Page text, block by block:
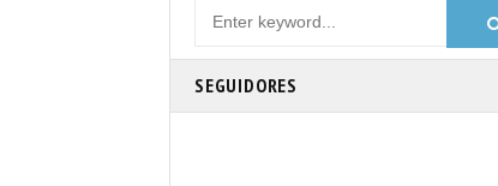
SEGUIDORES